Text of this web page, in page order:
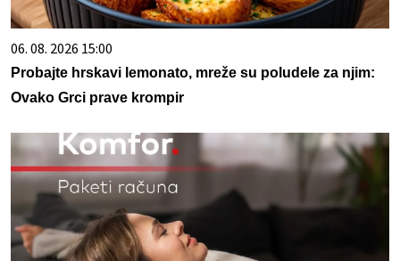
06. 08. 2026 15:00
Probajte hrskavi lemonato, mreže su poludele za njim:
Ovako Grci prave krompir